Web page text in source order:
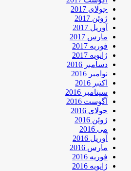
جولای 2017
ژوئن 2017
آوریل 2017
مارس 2017
فوریه 2017
ژانویه 2017
دسامبر 2016
نوامبر 2016
اکتبر 2016
سپتامبر 2016
آگوست 2016
جولای 2016
ژوئن 2016
می 2016
آوریل 2016
مارس 2016
فوریه 2016
ژانویه 2016